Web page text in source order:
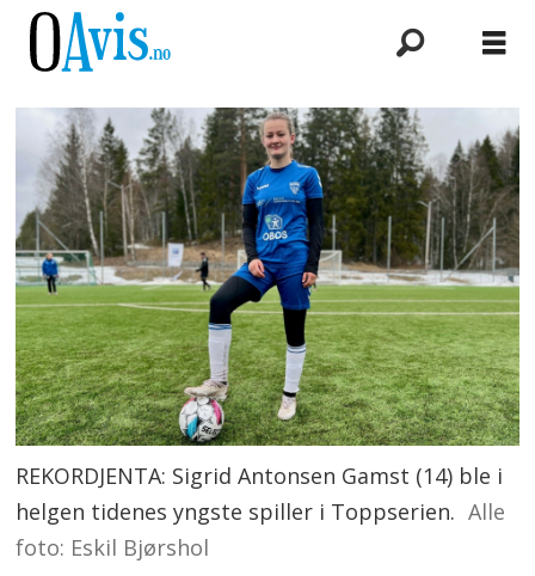
REKORDJENTA: Sigrid Antonsen Gamst (14) ble i
helgen tidenes yngste spiller i Toppserien. Alle
foto: Eskil Bjørshol